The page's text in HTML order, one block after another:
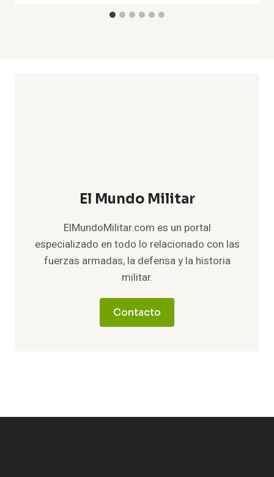
El Mundo Militar
ElMundoMilitar.com es un portal
especializado en todo lo relacionado con las
fuerzas armadas, la defensa y la historia
militar.
Contacto